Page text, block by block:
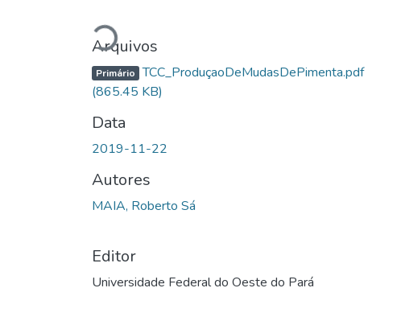
Carregando...
Arquivos
Primário TCC_ProduçaoDeMudasDePimenta.pdf
(865.45 KB)
Data
2019-11-22
Autores
MAIA, Roberto Sá
Editor
Universidade Federal do Oeste do Pará